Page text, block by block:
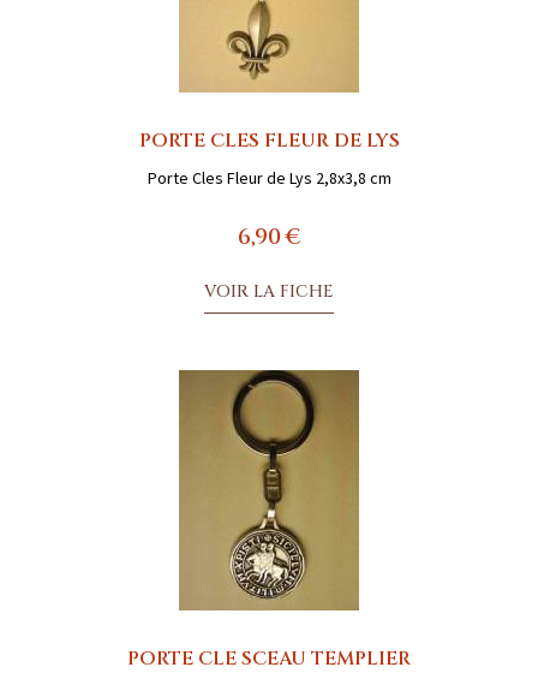
PORTE CLES FLEUR DE LYS
Porte Cles Fleur de Lys 2,8x3,8 cm
6,90 €
VOIR LA FICHE
PORTE CLE SCEAU TEMPLIER